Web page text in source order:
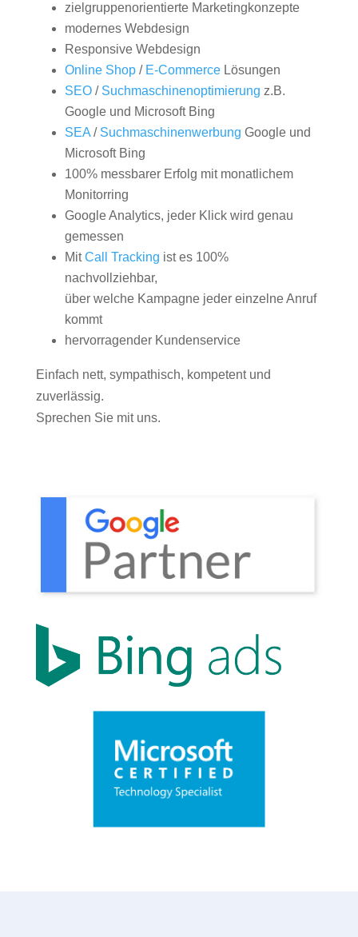
zielgruppenorientierte Marketingkonzepte
modernes Webdesign
Responsive Webdesign
Online Shop/ E-CommerceLösungen
SEO/ Suchmaschinenoptimierung z.B.
Google und Microsoft Bing
SEA/ Suchmaschinenwerbung Google und
Microsoft Bing
100% messbarer Erfolg mit monatlichem
Monitorring
Google Analytics, jeder Klick wird genau
gemessen
MitCall Tracking ist es 100%
nachvollziehbar,
über welche Kampagne jeder einzelne Anruf
kommt
hervorragender Kundenservice
Einfach nett, sympathisch, kompetent und
zuverlässig.
Sprechen Sie mit uns.